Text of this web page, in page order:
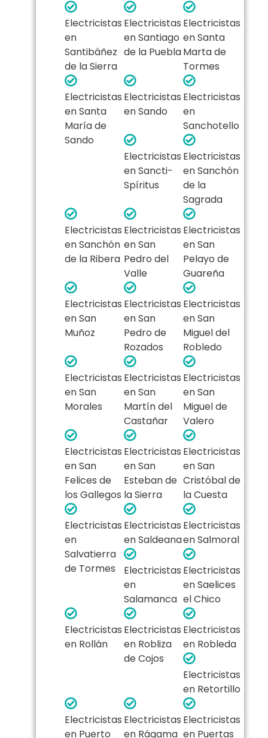
Electricistas
en
Santibáñez
de la Sierra
Electricistas
en Santiago
de la Puebla
Electricistas
en Santa
Marta de
Tormes
Electricistas
en Santa
María de
Sando
Electricistas
en Sando
Electricistas
en
Sanchotello
Electricistas
en Sancti-
Spíritus
Electricistas
en Sanchón
de la
Sagrada
Electricistas
en Sanchón
de la Ribera
Electricistas
en San
Pedro del
Valle
Electricistas
en San
Pelayo de
Guareña
Electricistas
en San
Muñoz
Electricistas
en San
Pedro de
Rozados
Electricistas
en San
Miguel del
Robledo
Electricistas
en San
Morales
Electricistas
en San
Martín del
Castañar
Electricistas
en San
Miguel de
Valero
Electricistas
en San
Felices de
los Gallegos
Electricistas
en San
Esteban de
la Sierra
Electricistas
en San
Cristóbal de
la Cuesta
Electricistas
en
Salvatierra
de Tormes
Electricistas
en Saldeana
Electricistas
en Salmoral
Electricistas
en
Salamanca
Electricistas
en Saelices
el Chico
Electricistas
en Rollán
Electricistas
en Robliza
de Cojos
Electricistas
en Robleda
Electricistas
en Retortillo
Electricistas
en Puerto
Electricistas
en Rágama
Electricistas
en Puertas